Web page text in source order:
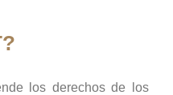
los derechos de los